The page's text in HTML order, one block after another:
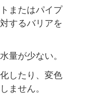
またはパイプ
するバリアを
量が少ない。
したり、変色
ません。